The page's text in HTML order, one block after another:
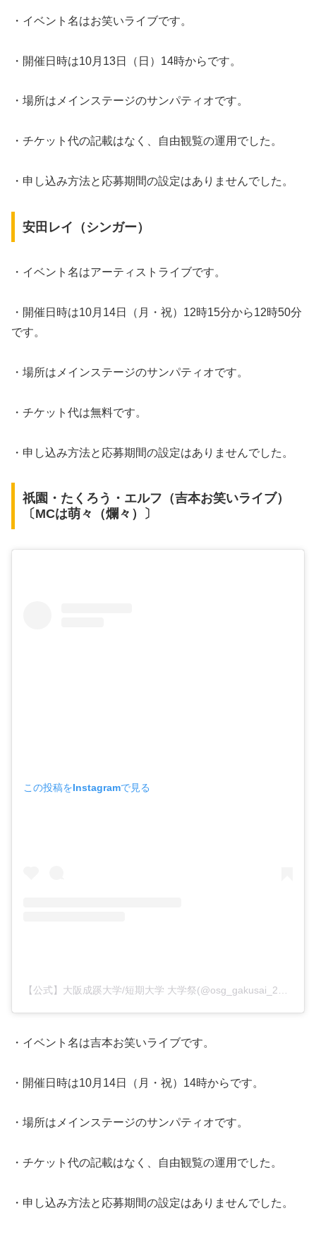
・イベント名はお笑いライブです。
・開催日時は10月13日（日）14時からです。
・場所はメインステージのサンパティオです。
・チケット代の記載はなく、自由観覧の運用でした。
・申し込み方法と応募期間の設定はありませんでした。
安田レイ（シンガー）
・イベント名はアーティストライブです。
・開催日時は10月14日（月・祝）12時15分から12時50分
です。
・場所はメインステージのサンパティオです。
・チケット代は無料です。
・申し込み方法と応募期間の設定はありませんでした。
祇園・たくろう・エルフ（吉本お笑いライブ）
〔MCは萌々（爛々）〕
この投稿をInstagramで見る
・イベント名は吉本お笑いライブです。
・開催日時は10月14日（月・祝）14時からです。
・場所はメインステージのサンパティオです。
・チケット代の記載はなく、自由観覧の運用でした。
・申し込み方法と応募期間の設定はありませんでした。